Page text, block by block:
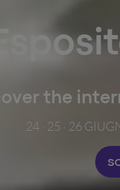
the
24 · 25 · 26